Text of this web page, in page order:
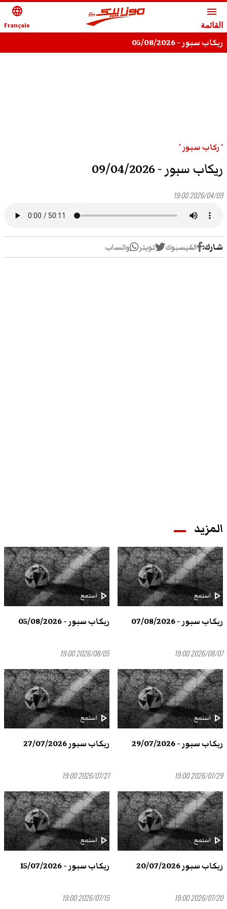
menu
القائمة
language
Français
ريكاب سبور - 05/08/2026
' ركاب سبور '
ريكاب سبور - 09/04/2026
2026/04/09 19:00
شارك: الفيسبوك تويتر واتساب
المزيد
play_arrowاستمع
ريكاب سبور - 07/08/2026
2026/08/07 19:00
play_arrowاستمع
ريكاب سبور - 05/08/2026
2026/08/05 19:00
play_arrowاستمع
ريكاب سبور - 29/07/2026
2026/07/29 19:00
play_arrowاستمع
ريكاب سبور 27/07/2026
2026/07/27 19:00
play_arrowاستمع
ريكاب سبور 20/07/2026
2026/07/20 19:00
play_arrowاستمع
ريكاب سبور - 15/07/2026
2026/07/15 19:00